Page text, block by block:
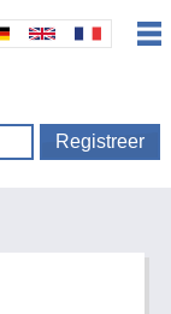
Registreer